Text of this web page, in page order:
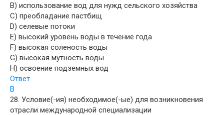
B) использование вод для нужд сельского хозяйства
C) преобладание пастбищ
D) селевые потоки
E) высокий уровень воды в течение года
F) высокая соленость воды
G) высокая мутность воды
H) освоение подземных вод
Ответ
B
28. Условие(-ия) необходимое(-ые) для возникновения
отрасли международной специализации